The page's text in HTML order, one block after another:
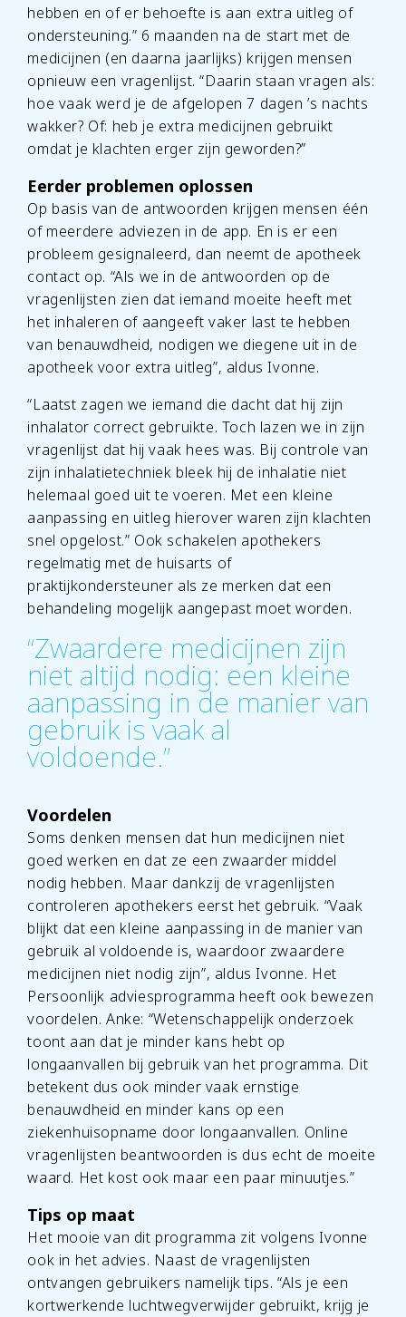
hebben en of er behoefte is aan extra uitleg of
ondersteuning.” 6 maanden na de start met de
medicijnen (en daarna jaarlijks) krijgen mensen
opnieuw een vragenlijst. “Daarin staan vragen als:
hoe vaak werd je de afgelopen 7 dagen ’s nachts
wakker? Of: heb je extra medicijnen gebruikt
omdat je klachten erger zijn geworden?”
Eerder problemen oplossen
Op basis van de antwoorden krijgen mensen één
of meerdere adviezen in de app. En is er een
probleem gesignaleerd, dan neemt de apotheek
contact op. “Als we in de antwoorden op de
vragenlijsten zien dat iemand moeite heeft met
het inhaleren of aangeeft vaker last te hebben
van benauwdheid, nodigen we diegene uit in de
apotheek voor extra uitleg”, aldus Ivonne.
“Laatst zagen we iemand die dacht dat hij zijn
inhalator correct gebruikte. Toch lazen we in zijn
vragenlijst dat hij vaak hees was. Bij controle van
zijn inhalatietechniek bleek hij de inhalatie niet
helemaal goed uit te voeren. Met een kleine
aanpassing en uitleg hierover waren zijn klachten
snel opgelost.” Ook schakelen apothekers
regelmatig met de huisarts of
praktijkondersteuner als ze merken dat een
behandeling mogelijk aangepast moet worden.
“Zwaardere medicijnen zijn
niet altijd nodig: een kleine
aanpassing in de manier van
gebruik is vaak al
voldoende.”
Voordelen
Soms denken mensen dat hun medicijnen niet
goed werken en dat ze een zwaarder middel
nodig hebben. Maar dankzij de vragenlijsten
controleren apothekers eerst het gebruik. “Vaak
blijkt dat een kleine aanpassing in de manier van
gebruik al voldoende is, waardoor zwaardere
medicijnen niet nodig zijn”, aldus Ivonne. Het
Persoonlijk adviesprogramma heeft ook bewezen
voordelen. Anke: “Wetenschappelijk onderzoek
toont aan dat je minder kans hebt op
longaanvallen bij gebruik van het programma. Dit
betekent dus ook minder vaak ernstige
benauwdheid en minder kans op een
ziekenhuisopname door longaanvallen. Online
vragenlijsten beantwoorden is dus echt de moeite
waard. Het kost ook maar een paar minuutjes.”
Tips op maat
Het mooie van dit programma zit volgens Ivonne
ook in het advies. Naast de vragenlijsten
ontvangen gebruikers namelijk tips. “Als je een
kortwerkende luchtwegverwijder gebruikt, krijg je